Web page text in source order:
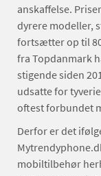
anskaffelse.
dyrere modeller,
fortsætter op til
fra Topdanmark
stigende siden
udsatte for
oftest forbundet
Derfor er det
mobiltilbehør